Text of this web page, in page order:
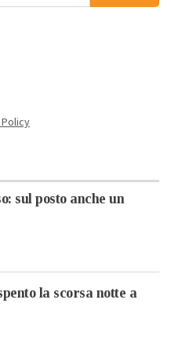
sul posto anche un
la scorsa notte a